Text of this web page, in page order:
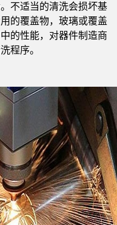
不适当的清洗会损坏基
的覆盖物，玻璃或覆盖
的性能，对器件制造商
程序。